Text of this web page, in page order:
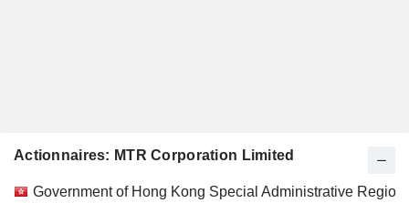
Actionnaires: MTR Corporation Limited
Nom Actions % Valorisation
Government of Hong Kong Special Administrative Region